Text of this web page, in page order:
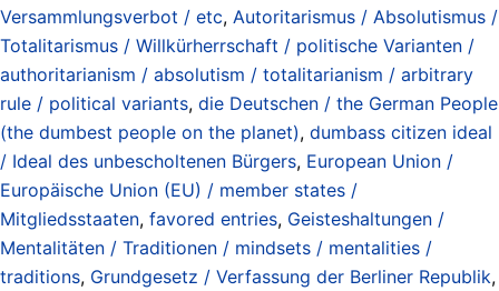
Versammlungsverbot / etc, Autoritarismus / Absolutismus /
Totalitarismus / Willkürherrschaft / politische Varianten /
authoritarianism / absolutism / totalitarianism / arbitrary
rule / political variants, die Deutschen / the German People
(the dumbest people on the planet), dumbass citizen ideal
/ Ideal des unbescholtenen Bürgers, European Union /
Europäische Union (EU) / member states /
Mitgliedsstaaten, favored entries, Geisteshaltungen /
Mentalitäten / Traditionen / mindsets / mentalities /
traditions, Grundgesetz / Verfassung der Berliner Republik,